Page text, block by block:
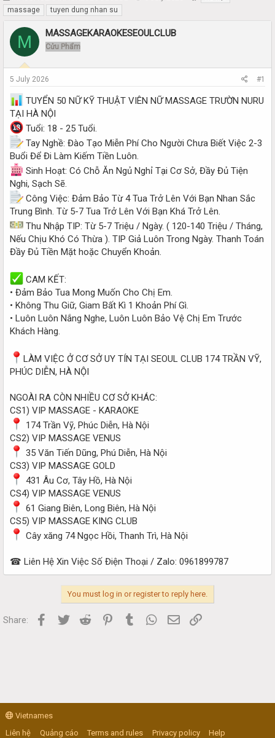
h
r
e
d
a
r
t
e
r
r
massage
tuyen dung nhan su
M MASSAGEKARAOKESEOULCLUB
Cửu Phẩm
5 July 2026 #1
TUYỂN 50 NỮ KỸ THUẬT VIÊN NỮ MASSAGE TRƯỜN NURU
TẠI HÀ NỘI
Tuổi: 18 - 25 Tuổi.
Tay Nghề: Đào Tạo Miễn Phí Cho Người Chưa Biết Việc 2-3
Buổi Để Đi Làm Kiếm Tiền Luôn.
Sinh Hoạt: Có Chỗ Ăn Ngủ Nghỉ Tại Cơ Sở, Đầy Đủ Tiện
Nghi, Sạch Sẽ.
Công Việc: Đảm Bảo Từ 4 Tua Trở Lên Với Bạn Nhan Sắc
Trung Bình. Từ 5-7 Tua Trở Lên Với Bạn Khá Trở Lên.
Thu Nhập TIP: Từ 5-7 Triệu / Ngày. ( 120-140 Triệu / Tháng,
Nếu Chịu Khó Có Thừa ). TIP Giả Luôn Trong Ngày. Thanh Toán
Đầy Đủ Tiền Mặt hoặc Chuyển Khoản.
CAM KẾT:
• Đảm Bảo Tua Mong Muốn Cho Chị Em.
• Không Thu Giữ, Giam Bất Kì 1 Khoản Phí Gì.
• Luôn Luôn Nắng Nghe, Luôn Luôn Bảo Vệ Chị Em Trước
Khách Hàng.
LÀM VIỆC Ở CƠ SỞ UY TÍN TẠI SEOUL CLUB 174 TRẦN VỸ,
PHÚC DIỄN, HÀ NỘI
NGOÀI RA CÒN NHIỀU CƠ SỞ KHÁC:
CS1) VIP MASSAGE - KARAOKE
174 Trần Vỹ, Phúc Diễn, Hà Nội
CS2) VIP MASSAGE VENUS
35 Văn Tiến Dũng, Phú Diễn, Hà Nội
CS3) VIP MASSAGE GOLD
431 Âu Cơ, Tây Hồ, Hà Nội
CS4) VIP MASSAGE VENUS
61 Giang Biên, Long Biên, Hà Nội
CS5) VIP MASSAGE KING CLUB
Cây xăng 74 Ngọc Hồi, Thanh Trì, Hà Nội
☎ Liên Hệ Xin Việc Số Điện Thoại / Zalo: 0961899787
You must log in or register to reply here.
Share: Facebook
Twitter Reddit PinterestTumblr WhatsApp
Email
Vietnames
Liên hệ
Quảng cáo Terms and rules Privacy policy
Help